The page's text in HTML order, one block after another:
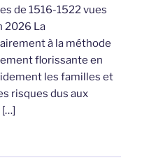
de 1516-1522 vues
2026 La
à la méthode
florissante en
les familles et
risques dus aux
[…]